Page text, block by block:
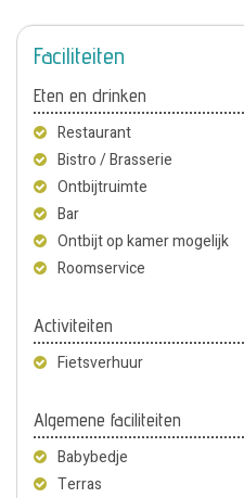
Faciliteiten
Eten en drinken
Restaurant
Bistro / Brasserie
Ontbijtruimte
Bar
Ontbijt op kamer mogelijk
Roomservice
Activiteiten
Fietsverhuur
Algemene faciliteiten
Babybedje
Terras